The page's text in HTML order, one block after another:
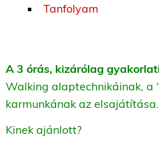
Tanfolyam
A 3 órás, kizárólag
Walking alaptechnikáinak, a
karmunkának az elsajátítása.
Kinek ajánlott?